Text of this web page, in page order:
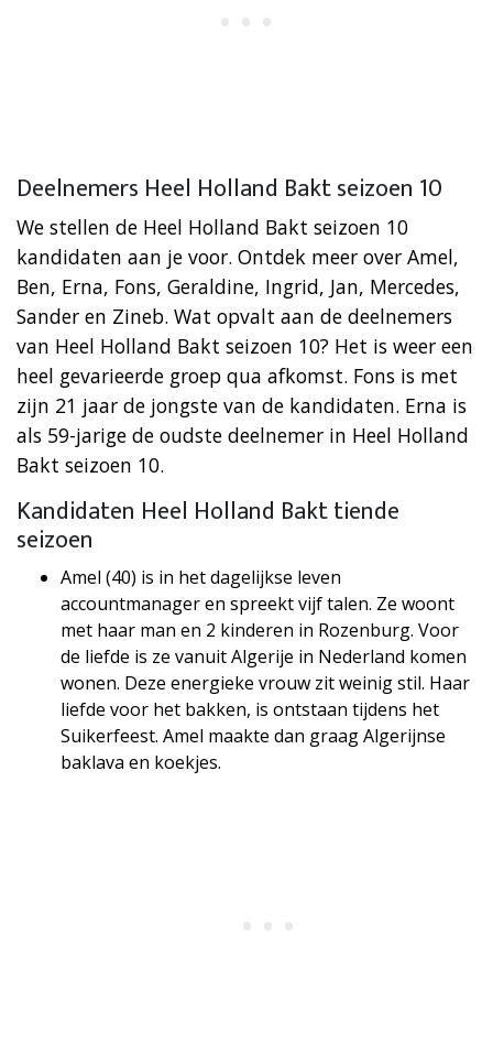
Deelnemers Heel Holland Bakt seizoen 10
We stellen de Heel Holland Bakt seizoen 10
kandidaten aan je voor. Ontdek meer over Amel,
Ben, Erna, Fons, Geraldine, Ingrid, Jan, Mercedes,
Sander en Zineb. Wat opvalt aan de deelnemers
van Heel Holland Bakt seizoen 10? Het is weer een
heel gevarieerde groep qua afkomst. Fons is met
zijn 21 jaar de jongste van de kandidaten. Erna is
als 59-jarige de oudste deelnemer in Heel Holland
Bakt seizoen 10.
Kandidaten Heel Holland Bakt tiende
seizoen
Amel (40) is in het dagelijkse leven
accountmanager en spreekt vijf talen. Ze woont
met haar man en 2 kinderen in Rozenburg. Voor
de liefde is ze vanuit Algerije in Nederland komen
wonen. Deze energieke vrouw zit weinig stil. Haar
liefde voor het bakken, is ontstaan tijdens het
Suikerfeest. Amel maakte dan graag Algerijnse
baklava en koekjes.